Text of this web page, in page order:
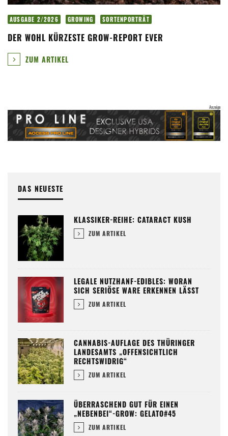
AUSGABE 2/2026 GROWING SORTENPORTRÄT
DER WOHL KÜRZESTE GROW-REPORT EVER
ZUM ARTIKEL
DAS NEUESTE
KLASSIKER-REIHE: CATARACT KUSH
ZUM ARTIKEL
LEGALE NUTZHANF-EDIBLES: WORAN
SICH SERIÖSE WARE ERKENNEN LÄSST
ZUM ARTIKEL
CANNABIS-AUFLAGE DES THÜRINGER
LANDESAMTS „OFFENSICHTLICH
RECHTSWIDRIG“
ZUM ARTIKEL
ÜBERRASCHEND GUT FÜR EINEN
„NEBENBEI“-GROW: GELATO#45
ZUM ARTIKEL